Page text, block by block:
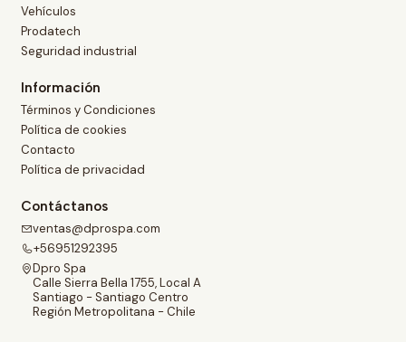
Vehículos
Prodatech
Seguridad industrial
Información
Términos y Condiciones
Política de cookies
Contacto
Política de privacidad
Contáctanos
ventas@dprospa.com
+56951292395
Dpro Spa
Calle Sierra Bella 1755, Local A
Santiago - Santiago Centro
Región Metropolitana - Chile